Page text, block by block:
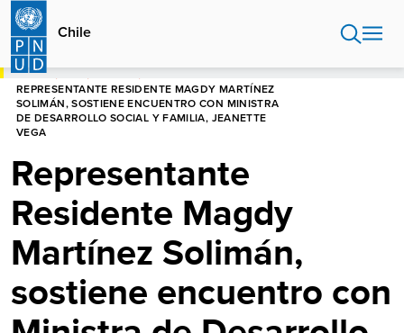
Pasar
contenido
principal
Chile
HOME
REPRESENTANTE RESIDENTE MAGDY MARTÍNEZ
SOLIMÁN, SOSTIENE ENCUENTRO CON MINISTRA
DE DESARROLLO SOCIAL Y FAMILIA, JEANETTE
VEGA
Representante
Residente Magdy
Martínez Solimán,
sostiene encuentro con